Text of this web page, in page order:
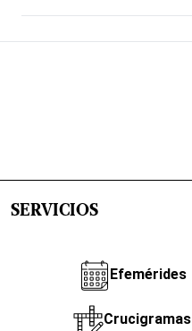
SERVICIOS
Efemérides
Crucigramas